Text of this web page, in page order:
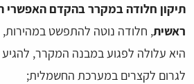
תיקון חלודה במקרר בהקדם האפשרי
ראשית, חלודה נוטה להתפשט
היא עלולה לפגוע במבנה המקרר, להגיע
לגרום לקצרים במערכת החשמלית;